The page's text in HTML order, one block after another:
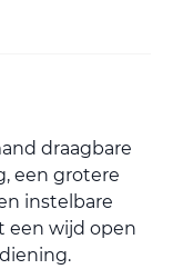
draagbare
een grotere
instelbare
een wijd open